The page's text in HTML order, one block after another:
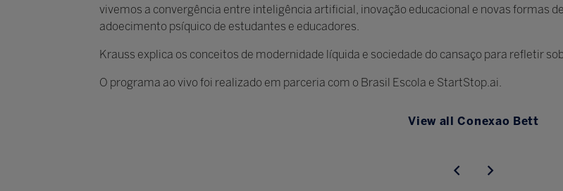
vivemos a convergência entre inteligência artificial, inovação educacional e novas formas
adoecimento psíquico de estudantes e educadores.
Krauss explica os conceitos de modernidade líquida e sociedade do cansaço para refletir
O programa ao vivo foi realizado em parceria com o Brasil Escola e StartStop.ai.
View all Conexao Bett